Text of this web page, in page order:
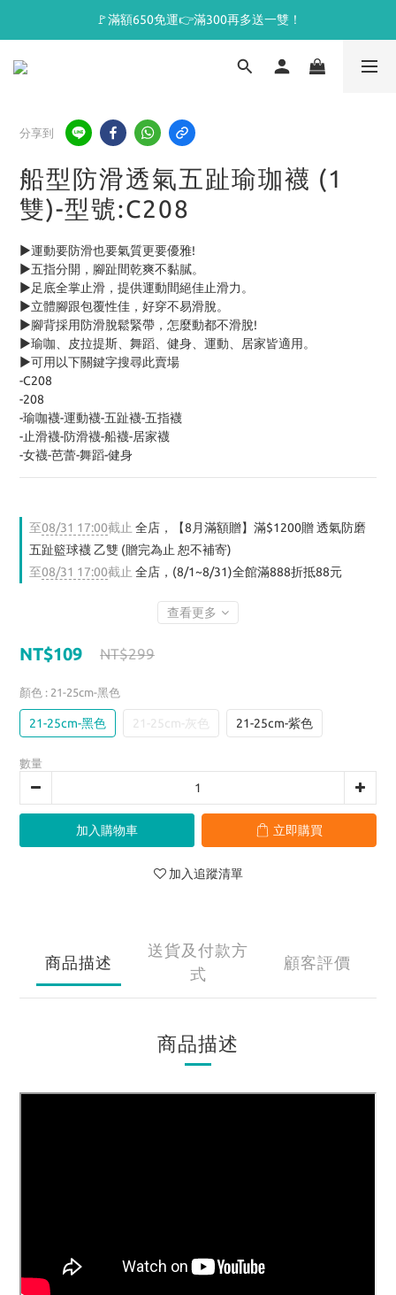
🚩滿額650免運👉滿300再多送一雙！
分享到
船型防滑透氣五趾瑜珈襪 (1
雙)-型號:C208
►運動要防滑也要氣質更要優雅!
►五指分開，腳趾間乾爽不黏膩。
►足底全掌止滑，提供運動間絕佳止滑力。
►立體腳跟包覆性佳，好穿不易滑脫。
►腳背採用防滑脫鬆緊帶，怎麼動都不滑脫!
►瑜咖、皮拉提斯、舞蹈、健身、運動、居家皆適用。
►可用以下關鍵字搜尋此賣場
-C208
-208
-瑜咖襪-運動襪-五趾襪-五指襪
-止滑襪-防滑襪-船襪-居家襪
-女襪-芭蕾-舞蹈-健身
至08/31 17:00截止 全店，【8月滿額贈】滿$1200贈 透氣防磨
五趾籃球襪 乙雙 (贈完為止 恕不補寄)
至08/31 17:00截止 全店，(8/1~8/31)全館滿888折抵88元
查看更多
NT$109 NT$299
顏色 : 21-25cm-黑色
21-25cm-黑色 21-25cm-灰色 21-25cm-紫色
數量
加入購物車 立即購買
加入追蹤清單
商品描述
送貨及付款方
式
顧客評價
商品描述